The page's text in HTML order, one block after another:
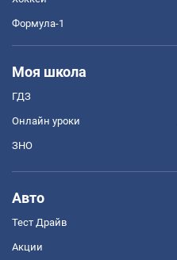
Формула-1
Моя школа
ГДЗ
Онлайн уроки
ЗНО
Авто
Тест Драйв
Акции